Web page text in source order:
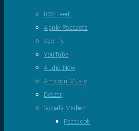
RSS-Feed
Apple Podcasts
Spotify
YouTube
Audio Now
Amazon Music
Deezer
Soziale Medien
Facebook